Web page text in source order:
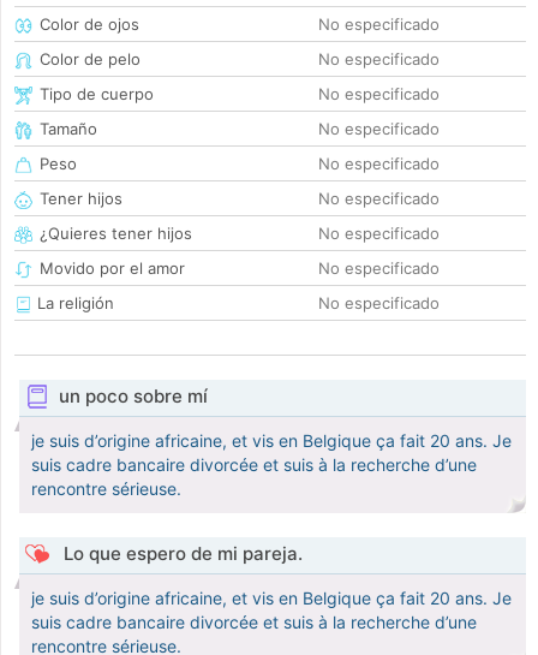
Color de ojos
No especificado
Color de pelo
No especificado
Tipo de cuerpo
No especificado
Tamaño
No especificado
Peso
No especificado
Tener hijos
No especificado
¿Quieres tener hijos
No especificado
Movido por el amor
No especificado
La religión
No especificado
un poco sobre mí
je suis d’origine africaine, et vis en Belgique ça fait 20 ans. Je
suis cadre bancaire divorcée et suis à la recherche d’une
rencontre sérieuse.
Lo que espero de mi pareja.
je suis d’origine africaine, et vis en Belgique ça fait 20 ans. Je
suis cadre bancaire divorcée et suis à la recherche d’une
rencontre sérieuse.